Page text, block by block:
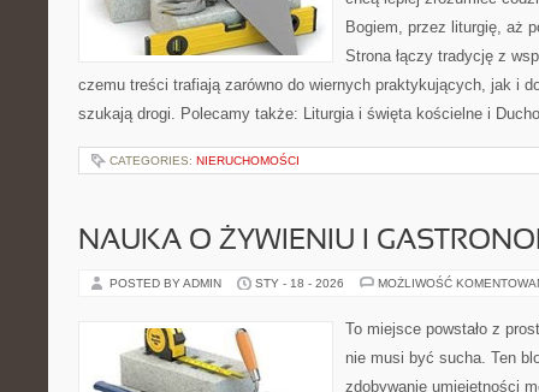
Bogiem, przez liturgię, aż
Strona łączy tradycję z
czemu treści trafiają zarówno do wiernych praktykujących, jak i
szukają drogi. Polecamy także: Liturgia i święta kościelne i
CATEGORIES: NIERUCHOMOŚCI
NAUKA O ŻYWIENIU I
POSTED BY ADMIN STY - 18 - 2026 MOŻLIWOŚĆ
To miejsce powstało z
nie musi być sucha. Ten
zdobywanie umiejętności